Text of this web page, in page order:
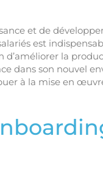
et de
est
la
dans son nouvel
à la mise en